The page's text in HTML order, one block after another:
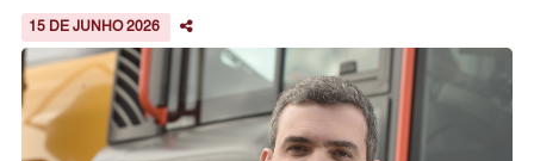
15 DE JUNHO 2026